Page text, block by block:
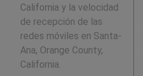
California y la velocidad
de recepción de las
redes móviles en Santa-
Ana, Orange County,
California.